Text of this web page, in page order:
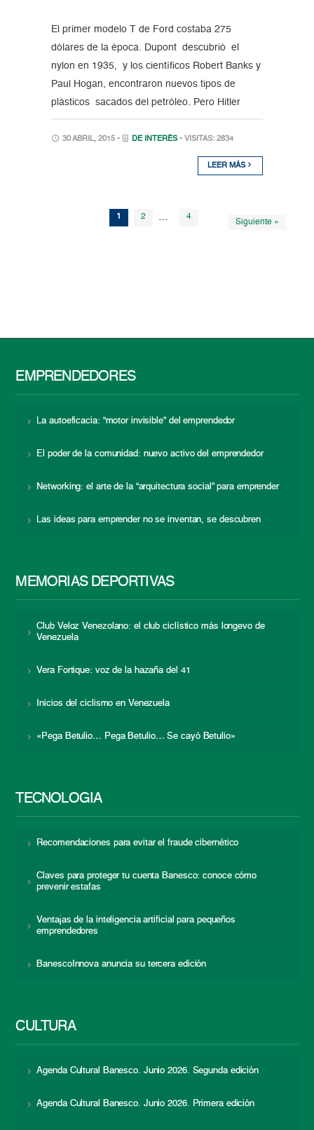
El primer modelo T de Ford costaba 275
dólares de la época. Dupont descubrió el
nylon en 1935, y los científicos Robert Banks y
Paul Hogan, encontraron nuevos tipos de
plásticos sacados del petróleo. Pero Hitler
30 ABRIL, 2015 • DE INTERÉS • VISITAS: 2834
LEER MÁS
1 2 … 4
Siguiente »
EMPRENDEDORES
La autoeficacia: “motor invisible” del emprendedor
El poder de la comunidad: nuevo activo del emprendedor
Networking: el arte de la “arquitectura social” para emprender
Las ideas para emprender no se inventan, se descubren
MEMORIAS DEPORTIVAS
Club Veloz Venezolano: el club ciclístico más longevo de
Venezuela
Vera Fortique: voz de la hazaña del 41
Inicios del ciclismo en Venezuela
«Pega Betulio… Pega Betulio… Se cayó Betulio»
TECNOLOGÍA
Recomendaciones para evitar el fraude cibernético
Claves para proteger tu cuenta Banesco: conoce cómo
prevenir estafas
Ventajas de la inteligencia artificial para pequeños
emprendedores
BanescoInnova anuncia su tercera edición
CULTURA
Agenda Cultural Banesco. Junio 2026. Segunda edición
Agenda Cultural Banesco. Junio 2026. Primera edición